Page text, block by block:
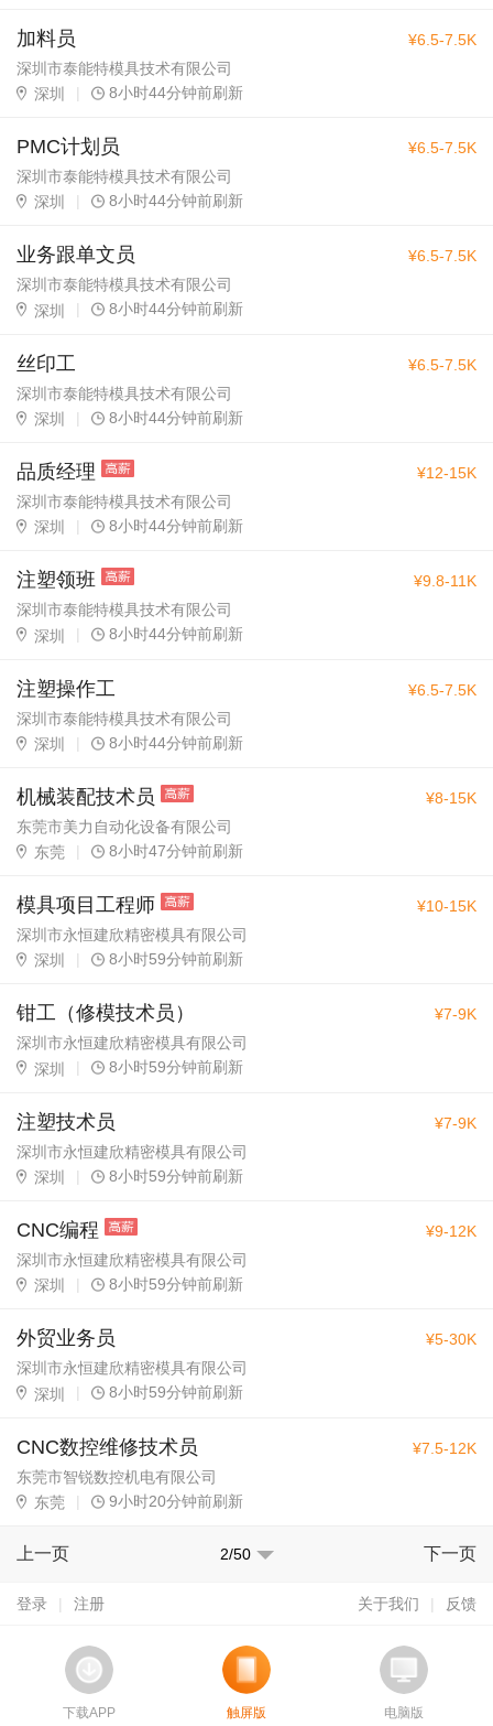
加料员
深圳市泰能特模具技术有限公司
深圳
| 8小时44分钟前刷新
¥6.5-7.5K
PMC计划员
深圳市泰能特模具技术有限公司
深圳
| 8小时44分钟前刷新
¥6.5-7.5K
业务跟单文员
深圳市泰能特模具技术有限公司
深圳
| 8小时44分钟前刷新
¥6.5-7.5K
丝印工
深圳市泰能特模具技术有限公司
深圳
| 8小时44分钟前刷新
¥6.5-7.5K
品质经理
深圳市泰能特模具技术有限公司
深圳
| 8小时44分钟前刷新
¥12-15K
注塑领班
深圳市泰能特模具技术有限公司
深圳
| 8小时44分钟前刷新
¥9.8-11K
注塑操作工
深圳市泰能特模具技术有限公司
深圳
| 8小时44分钟前刷新
¥6.5-7.5K
机械装配技术员
东莞市美力自动化设备有限公司
东莞
| 8小时47分钟前刷新
¥8-15K
模具项目工程师
深圳市永恒建欣精密模具有限公司
深圳
| 8小时59分钟前刷新
¥10-15K
钳工（修模技术员）
深圳市永恒建欣精密模具有限公司
深圳
| 8小时59分钟前刷新
¥7-9K
注塑技术员
深圳市永恒建欣精密模具有限公司
深圳
| 8小时59分钟前刷新
¥7-9K
CNC编程
深圳市永恒建欣精密模具有限公司
深圳
| 8小时59分钟前刷新
¥9-12K
外贸业务员
深圳市永恒建欣精密模具有限公司
深圳
| 8小时59分钟前刷新
¥5-30K
CNC数控维修技术员
东莞市智锐数控机电有限公司
东莞
| 9小时20分钟前刷新
¥7.5-12K
上一页 下一页
2/50
登录 | 注册 关于我们 | 反馈
下载APP 触屏版 电脑版